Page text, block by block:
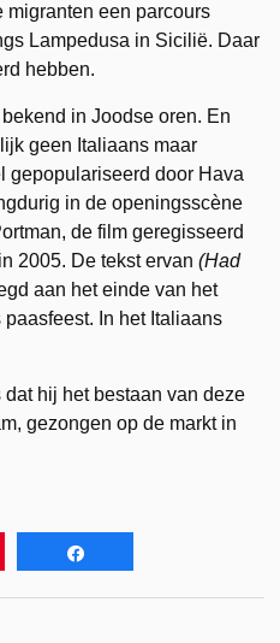
migranten een parcours
Lampedusa in Sicilië. Daar
hebben.
in Joodse oren. En
geen Italiaans maar
gepopulariseerd door Hava
in de openingsscène
de film geregisseerd
2005. De tekst ervan(Had
aan het einde van het
In het Italiaans
hij het bestaan van deze
gezongen op de markt in